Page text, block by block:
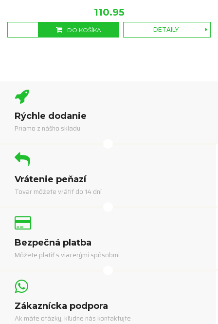
110.95
DO KOŠÍKA DETAILY
Rýchle dodanie
Priamo z nášho skladu
Vrátenie peňazí
Tovar môžete vrátiť do 14 dní
Bezpečná platba
Môžete platiť s viacerými spôsobmi
Zákaznícka podpora
Ak máte otázky, kľudne nás kontaktujte